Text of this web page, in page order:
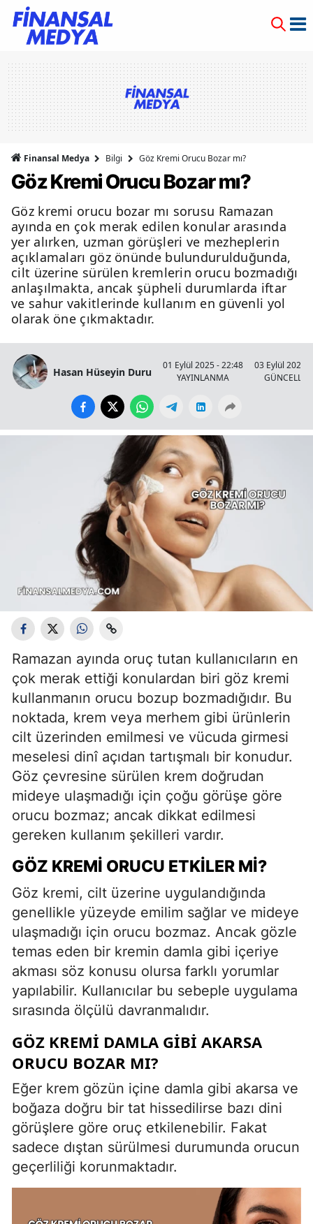
Finansal Medya Bilgi Göz Kremi Orucu Bozar mı?
Göz Kremi Orucu Bozar mı?
Göz kremi orucu bozar mı sorusu Ramazan
ayında en çok merak edilen konular arasında
yer alırken, uzman görüşleri ve mezheplerin
açıklamaları göz önünde bulundurulduğunda,
cilt üzerine sürülen kremlerin orucu bozmadığı
anlaşılmakta, ancak şüpheli durumlarda iftar
ve sahur vakitlerinde kullanım en güvenli yol
olarak öne çıkmaktadır.
Hasan Hüseyin Duru
01 Eylül 2025 - 22:48
YAYINLANMA
03 Eylül 2025
Ramazan ayında oruç tutan kullanıcıların en
çok merak ettiği konulardan biri göz kremi
kullanmanın orucu bozup bozmadığıdır. Bu
noktada, krem veya merhem gibi ürünlerin
cilt üzerinden emilmesi ve vücuda girmesi
meselesi dinî açıdan tartışmalı bir konudur.
Göz çevresine sürülen krem doğrudan
mideye ulaşmadığı için çoğu görüşe göre
orucu bozmaz; ancak dikkat edilmesi
gereken kullanım şekilleri vardır.
GÖZ KREMI ORUCU ETKILER MI?
Göz kremi, cilt üzerine uygulandığında
genellikle yüzeyde emilim sağlar ve mideye
ulaşmadığı için orucu bozmaz. Ancak gözle
temas eden bir kremin damla gibi içeriye
akması söz konusu olursa farklı yorumlar
yapılabilir. Kullanıcılar bu sebeple uygulama
sırasında ölçülü davranmalıdır.
GÖZ KREMI DAMLA GIBI AKARSA
ORUCU BOZAR MI?
Eğer krem gözün içine damla gibi akarsa ve
boğaza doğru bir tat hissedilirse bazı dini
görüşlere göre oruç etkilenebilir. Fakat
sadece dıştan sürülmesi durumunda orucun
geçerliliği korunmaktadır.